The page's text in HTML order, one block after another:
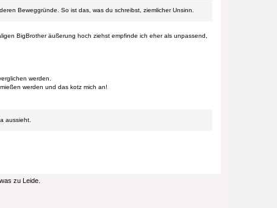
Beweggründe. So ist das, was du schreibst, ziemlicher Unsinn.
BigBrother äußerung hoch ziehst empfinde ich eher als unpassend,
werden.
werden und das kotz mich an!
aussieht.
zu Leide.